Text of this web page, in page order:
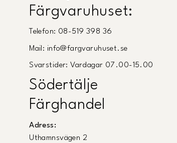
Färgvaruhuset:
Telefon: 08-519 398 36
Mail: info@fargvaruhuset.se
Svarstider: Vardagar 07.00-15.00
Södertälje
Färghandel
Adress:
Uthamnsvägen 2